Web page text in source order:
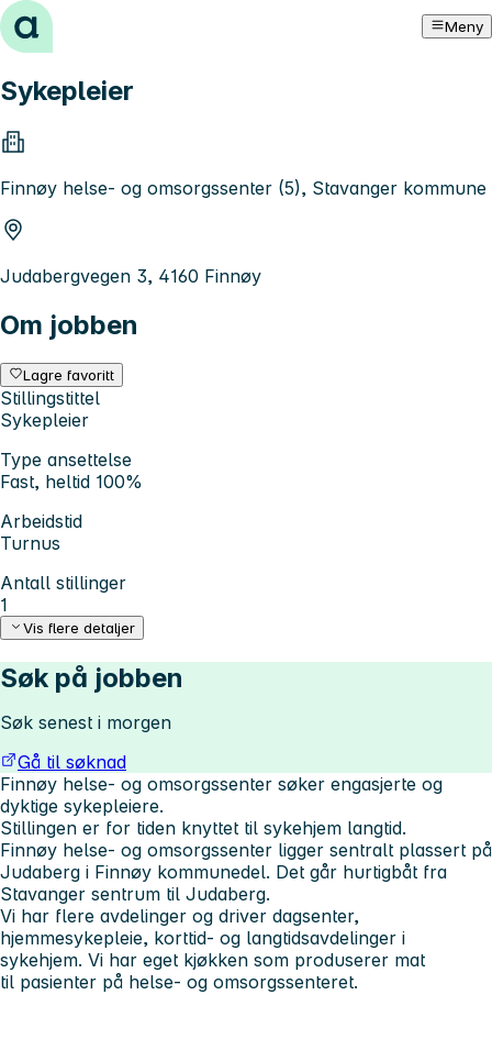
Hopp til innhold Meny
Sykepleier
Finnøy helse- og omsorgssenter (5), Stavanger kommune
Judabergvegen 3, 4160 Finnøy
Om jobben
Lagre favoritt
Stillingstittel
Sykepleier
Type ansettelse
Fast, heltid 100%
Arbeidstid
Turnus
Antall stillinger
1
Vis flere detaljer
Søk på jobben
Søk senest i morgen
Gå til søknad
Finnøy helse- og omsorgssenter søker engasjerte og
dyktige sykepleiere.
Stillingen er for tiden knyttet til sykehjem langtid.
Finnøy helse- og omsorgssenter ligger sentralt plassert på
Judaberg i Finnøy kommunedel. Det går hurtigbåt fra
Stavanger sentrum til Judaberg.
Vi har flere avdelinger og driver dagsenter,
hjemmesykepleie, korttid- og langtidsavdelinger i
sykehjem. Vi har eget kjøkken som produserer mat
til pasienter på helse- og omsorgssenteret.